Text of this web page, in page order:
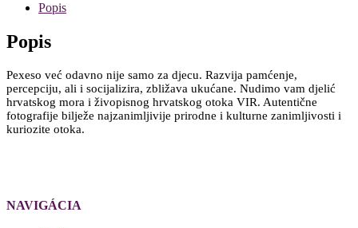
Popis
Popis
Pexeso već odavno nije samo za djecu. Razvija pamćenje,
percepciju, ali i socijalizira, zbližava ukućane. Nudimo vam djelić
hrvatskog mora i živopisnog hrvatskog otoka VIR. Autentične
fotografije bilježe najzanimljivije prirodne i kulturne zanimljivosti i
kuriozite otoka.
NAVIGÁCIA